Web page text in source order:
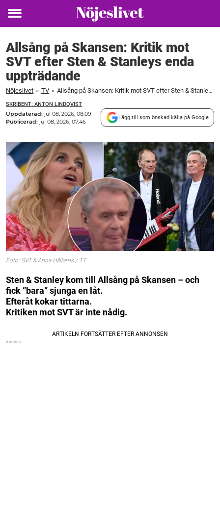
Toggle
Allsång på Skansen: Kritik mot
SVT efter Sten & Stanleys enda
uppträdande
Nöjeslivet » TV » Allsång på Skansen: Kritik mot SVT efter Sten & Stanleys enda uppträdande
SKRIBENT: ANTON LINDQVIST
Uppdaterad: jul 08, 2026, 08:09
Publicerad: jul 08, 2026, 07:46
Lägg till som önskad källa på Google
Foto: SVT & Anna Hållams / TT
Sten & Stanley kom till Allsång på Skansen – och
fick ”bara” sjunga en låt.
Efteråt kokar tittarna.
Kritiken mot SVT är inte nådig.